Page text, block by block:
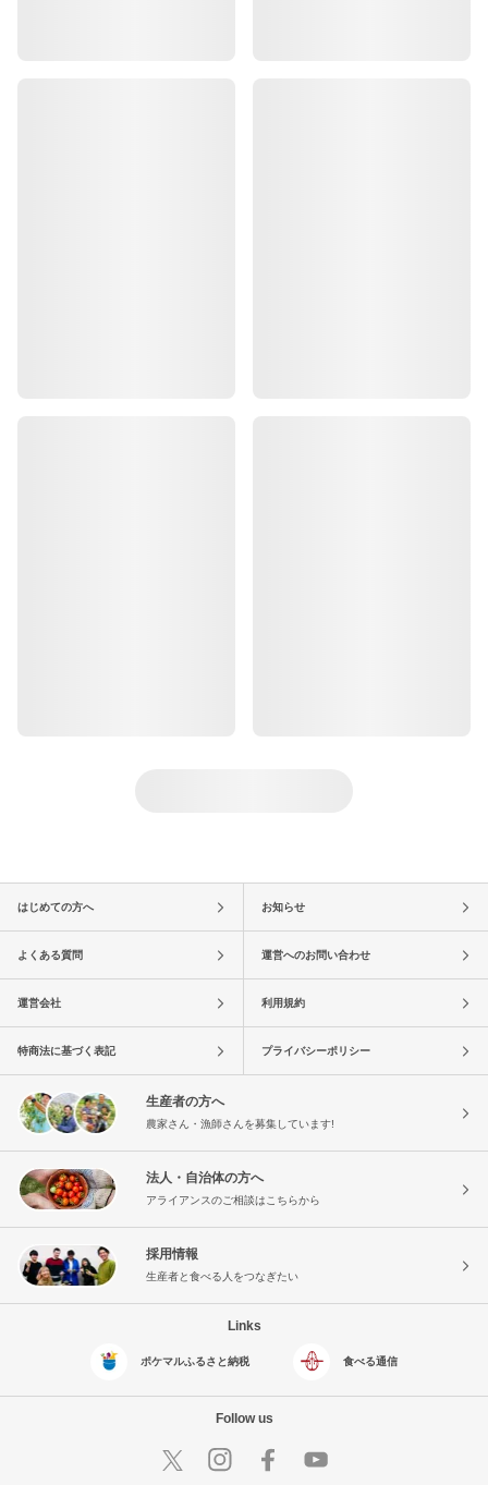
はじめての方へ お知らせ
よくある質問 運営へのお問い合わせ
運営会社 利用規約
特商法に基づく表記 プライバシーポリシー
生産者の方へ
農家さん・漁師さんを募集しています!
法人・自治体の方へ
アライアンスのご相談はこちらから
採用情報
生産者と食べる人をつなぎたい
Links
ポケマルふるさと納税 食べる通信
Follow us